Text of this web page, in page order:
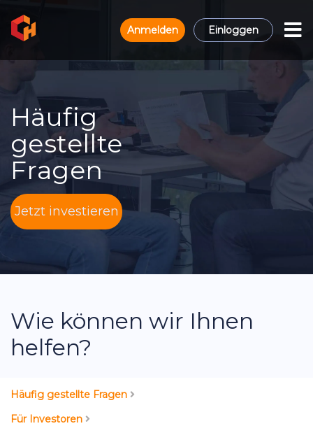
Anmelden Einloggen
Häufig
gestellte
Fragen
Jetzt investieren
Wie können wir Ihnen
helfen?
Häufig gestellte Fragen
Für Investoren